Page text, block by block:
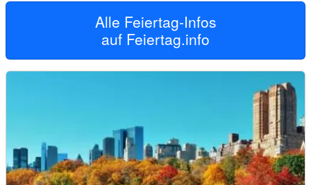
Alle Feiertag-Infos
auf Feiertag.info